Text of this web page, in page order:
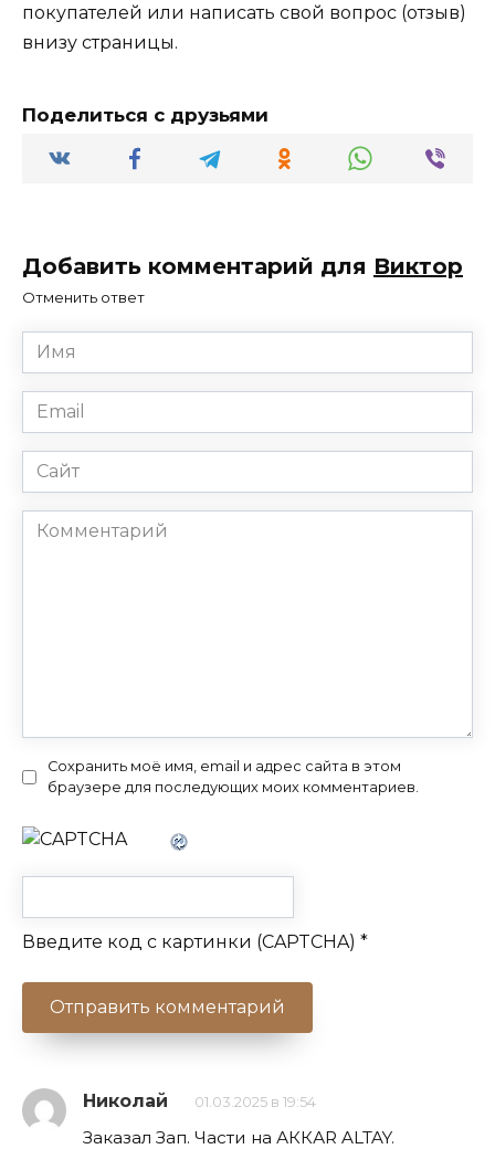
покупателей или написать свой вопрос (отзыв)
внизу страницы.
Поделиться с друзьями
Добавить комментарий для Виктор
Отменить ответ
Имя
*
Email
*
Сайт
Комментарий
Сохранить моё имя, email и адрес сайта в этом
браузере для последующих моих комментариев.
Введите код с картинки (CAPTCHA) *
Николай 01.03.2025 в 19:54
Заказал Зап. Части на АККАR ALTAY.